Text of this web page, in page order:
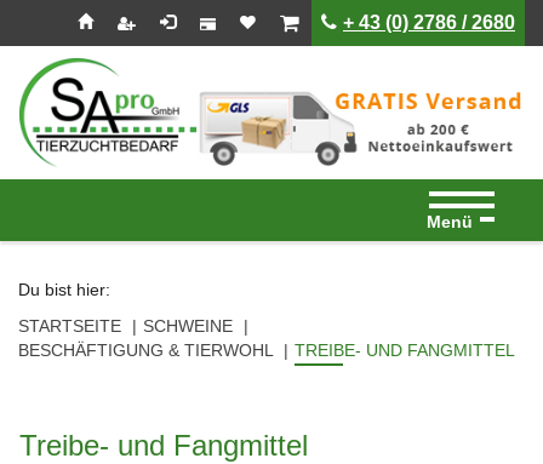
Seitenebreiche:
ist leerist leer+ 43 (0) 2786 / 2680
Menü
Du bist hier:
STARTSEITE
SCHWEINE
BESCHÄFTIGUNG & TIERWOHL
TREIBE- UND FANGMITTEL
Treibe- und Fangmittel